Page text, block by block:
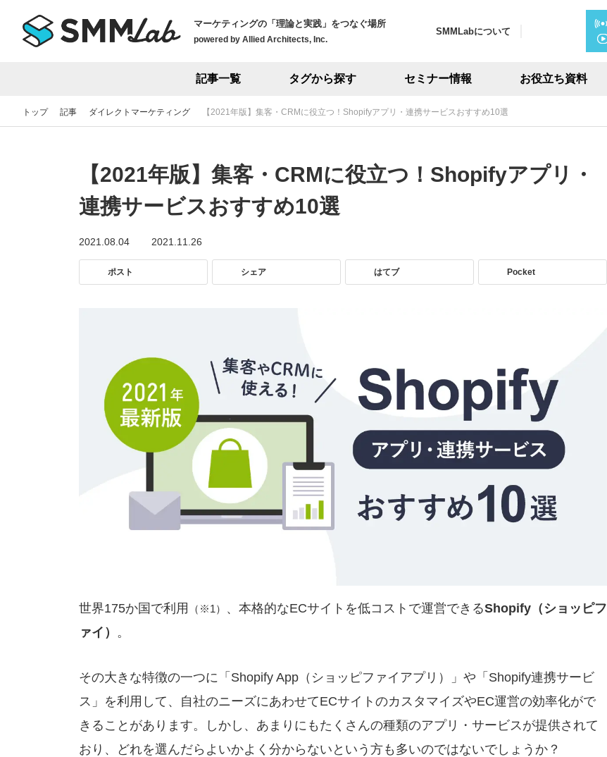
マーケティングの「理論と実践」をつなぐ場所
powered by Allied Architects, Inc.
記事一覧 タグから探す セミナー情報 お役立ち資料
SMMLabについて
トップ 記事 ダイレクトマーケティング 【2021年版】集客・CRMに役立つ！Shopifyアプリ・連携サービスおすすめ10選
【2021年版】集客・CRMに役立つ！Shopifyアプリ・
連携サービスおすすめ10選
2021.08.04 2021.11.26
ポスト シェア はてブ Pocket
世界175か国で利用 （※1） 、本格的なECサイトを低コストで運営できるShopify（ショッピフ
ァイ） 。
その大きな特徴の一つに「Shopify App（ショッピファイアプリ）」や「Shopify連携サービ
ス」を利用して、自社のニーズにあわせてECサイトのカスタマイズやEC運営の効率化がで
きることがあります。しかし、あまりにもたくさんの種類のアプリ・サービスが提供されて
おり、どれを選んだらよいかよく分からないという方も多いのではないでしょうか？